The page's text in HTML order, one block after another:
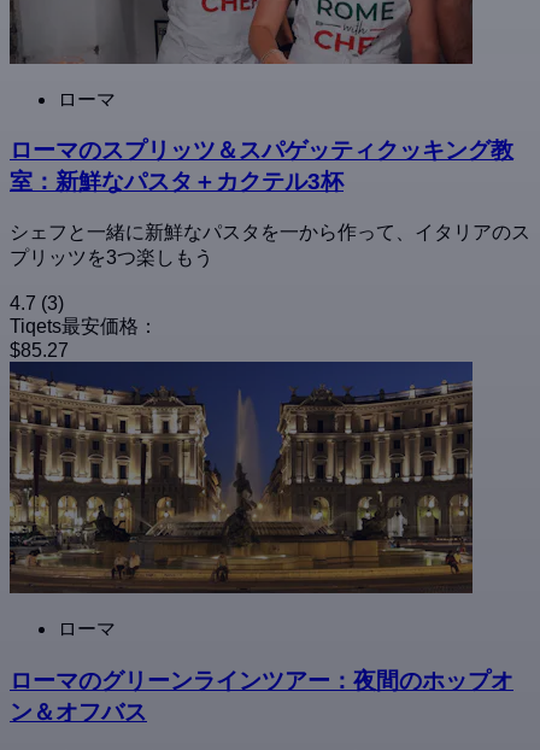
ローマ
ローマのスプリッツ＆スパゲッティクッキング教
室：新鮮なパスタ＋カクテル3杯
シェフと一緒に新鮮なパスタを一から作って、イタリアのス
プリッツを3つ楽しもう
4.7 (3)
Tiqets最安価格：
$85.27
ローマ
ローマのグリーンラインツアー：夜間のホップオ
ン＆オフバス